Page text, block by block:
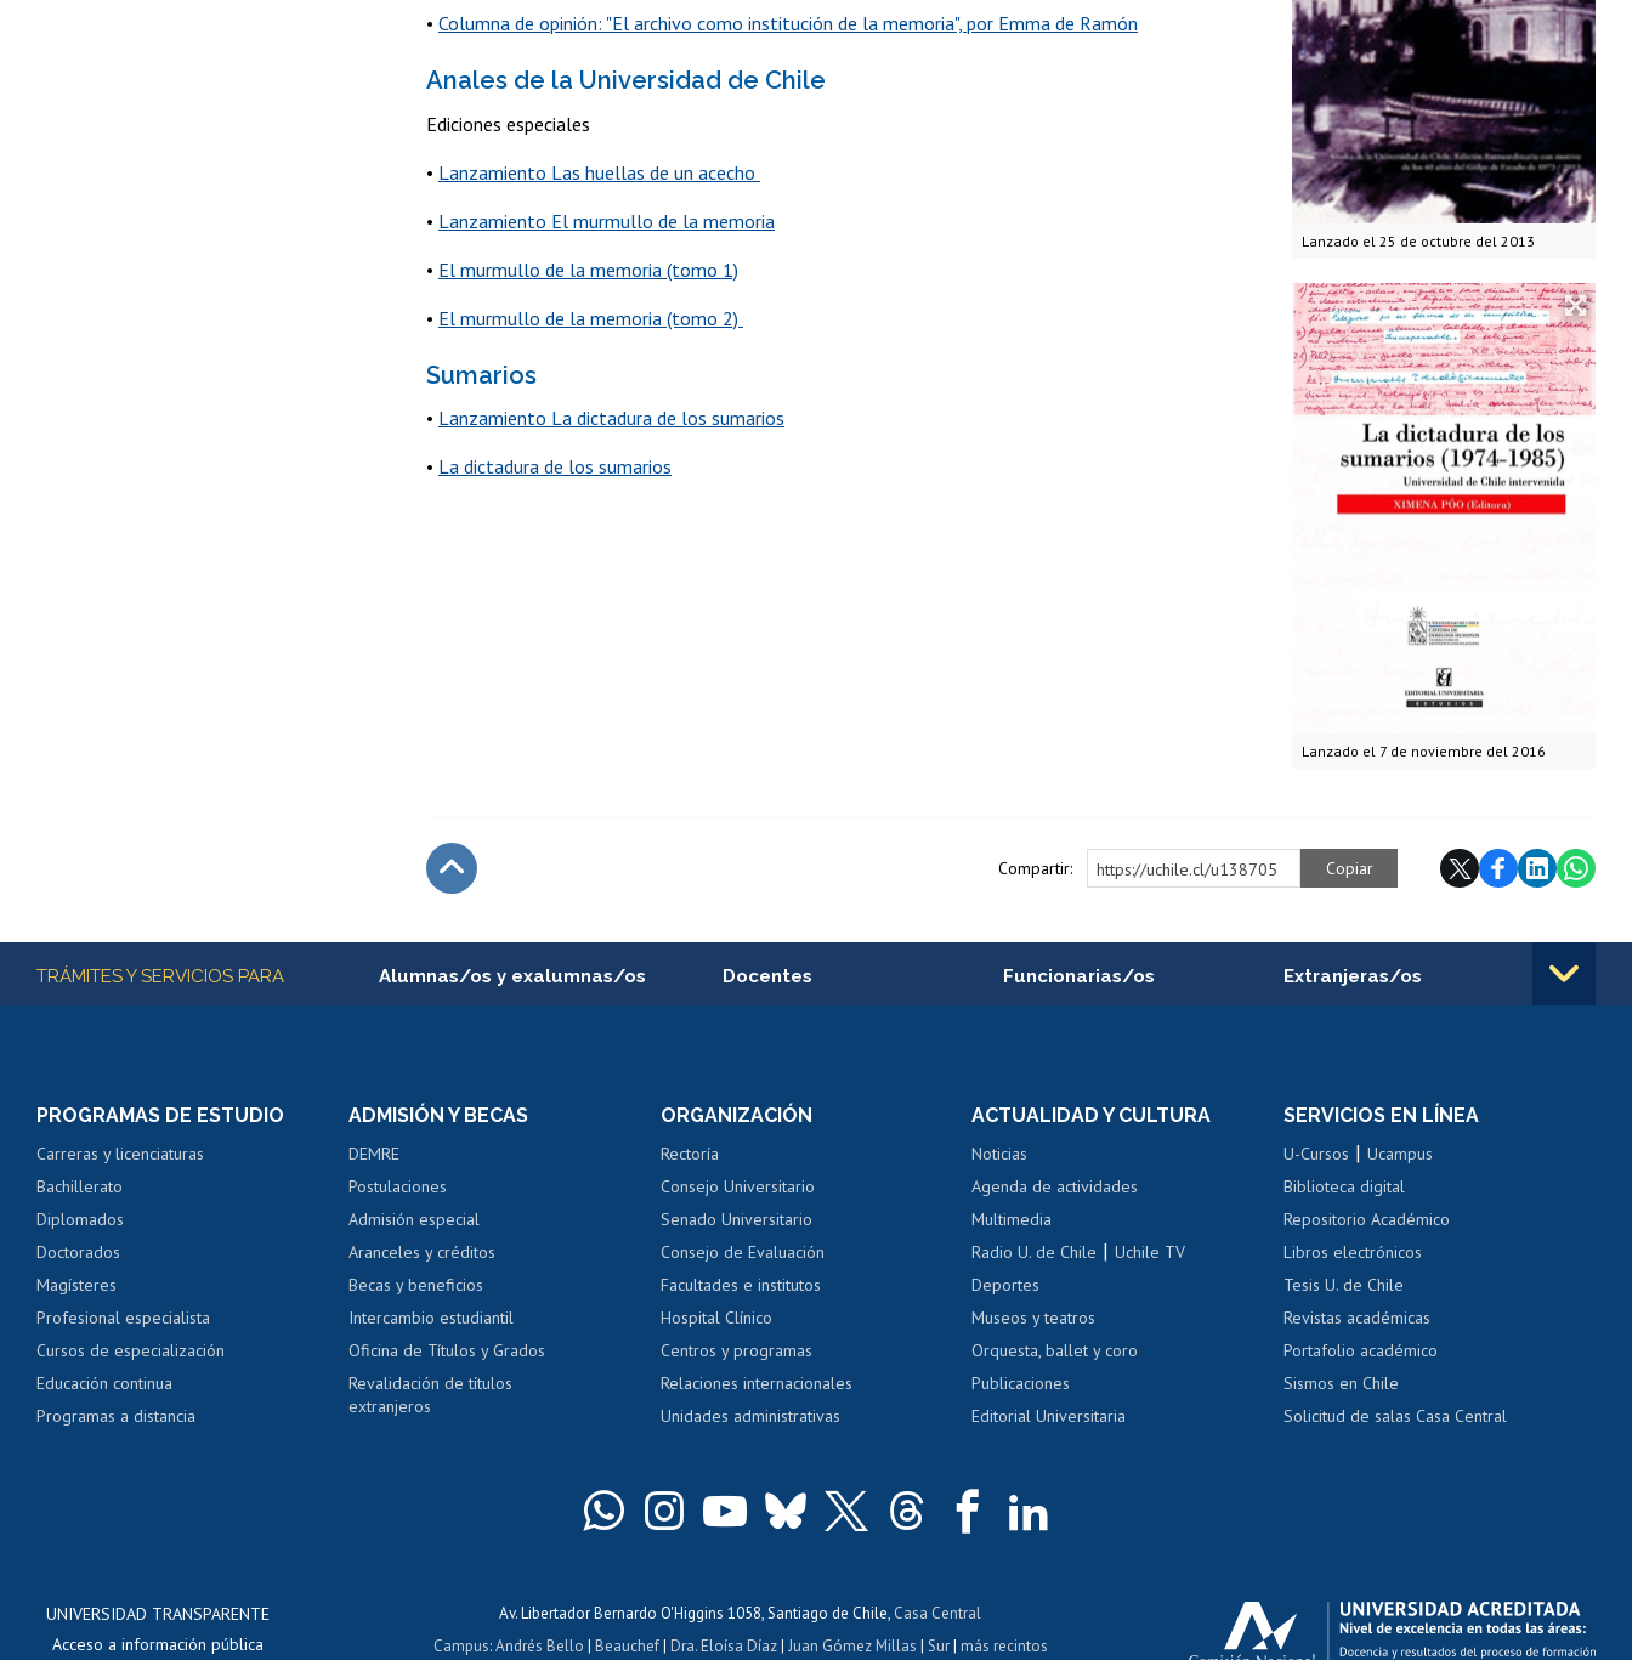
Lanzado el 25 de octubre del 2013
Lanzado el 7 de noviembre del 2016
• Columna de opinión: "El archivo como institución de la memoria", por Emma de Ramón
Anales de la Universidad de Chile
Ediciones especiales
• Lanzamiento Las huellas de un acecho
• Lanzamiento El murmullo de la memoria
• El murmullo de la memoria (tomo 1)
• El murmullo de la memoria (tomo 2)
Sumarios
• Lanzamiento La dictadura de los sumarios
• La dictadura de los sumarios
Compartir: https://uchile.cl/u138705 Copiar
Más información
TRÁMITES Y SERVICIOS PARA Alumnas/os y exalumnas/os
Servicio médico y dental
Pago de arancel y crédito alumnos
Pago de arancel y crédito exalumnos
Certificado de títulos y grados
Docentes
Perfeccionamiento
Evaluación docente
Calificación académica
Postulación al AUCAI
Funcionarias/os
Portal de movilidad interna
Certificado de renta
Certificado de renta
Extranjeras/os
Cursos de español
Mi Uchile Ayuda tecnológica Tarjeta TUI Acoso laboral, sexual y violencia Denuncias administrativas
PROGRAMAS DE ESTUDIO
Carreras y licenciaturas
Bachillerato
Diplomados
Doctorados
Magísteres
Profesional especialista
Cursos de especialización
Educación continua
Programas a distancia
ADMISIÓN Y BECAS
DEMRE
Postulaciones
Admisión especial
Aranceles y créditos
Becas y beneficios
Intercambio estudiantil
Oficina de Títulos y Grados
Revalidación de títulos
extranjeros
ORGANIZACIÓN
Rectoría
Consejo Universitario
Senado Universitario
Consejo de Evaluación
Facultades e institutos
Hospital Clínico
Centros y programas
Relaciones internacionales
Unidades administrativas
ACTUALIDAD Y CULTURA
Noticias
Agenda de actividades
Multimedia
Radio U. de Chile |Uchile TV
Deportes
Museos y teatros
Orquesta, ballet y coro
Publicaciones
Editorial Universitaria
SERVICIOS EN LÍNEA
U-Cursos |Ucampus
Biblioteca digital
Repositorio Académico
Libros electrónicos
Tesis U. de Chile
Revistas académicas
Portafolio académico
Sismos en Chile
Solicitud de salas Casa Central
UNIVERSIDAD TRANSPARENTE
Acceso a información pública
Av. Libertador Bernardo O'Higgins 1058, Santiago de Chile, Casa Central
Campus:Andrés Bello | Beauchef| Dra. Eloísa Díaz| Juan Gómez Millas | Sur| más recintos